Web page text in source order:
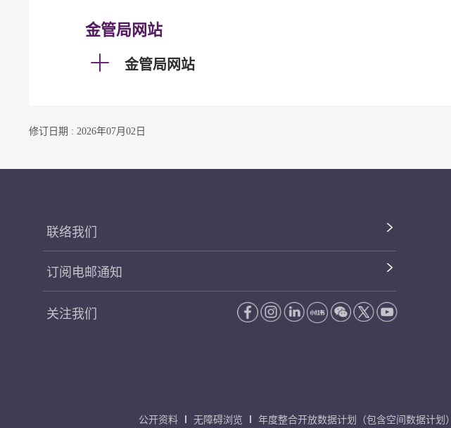
金管局网站
金管局网站
修订日期 : 2026年07月02日
联络我们
订阅电邮通知
关注我们
公开资料 无障碍浏览 年度整合开放数据计划（包含空间数据计划）